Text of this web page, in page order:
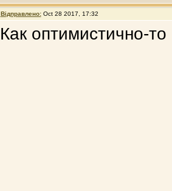
Відправлено: Oct 28 2017, 17:32
Как оптимистично-то